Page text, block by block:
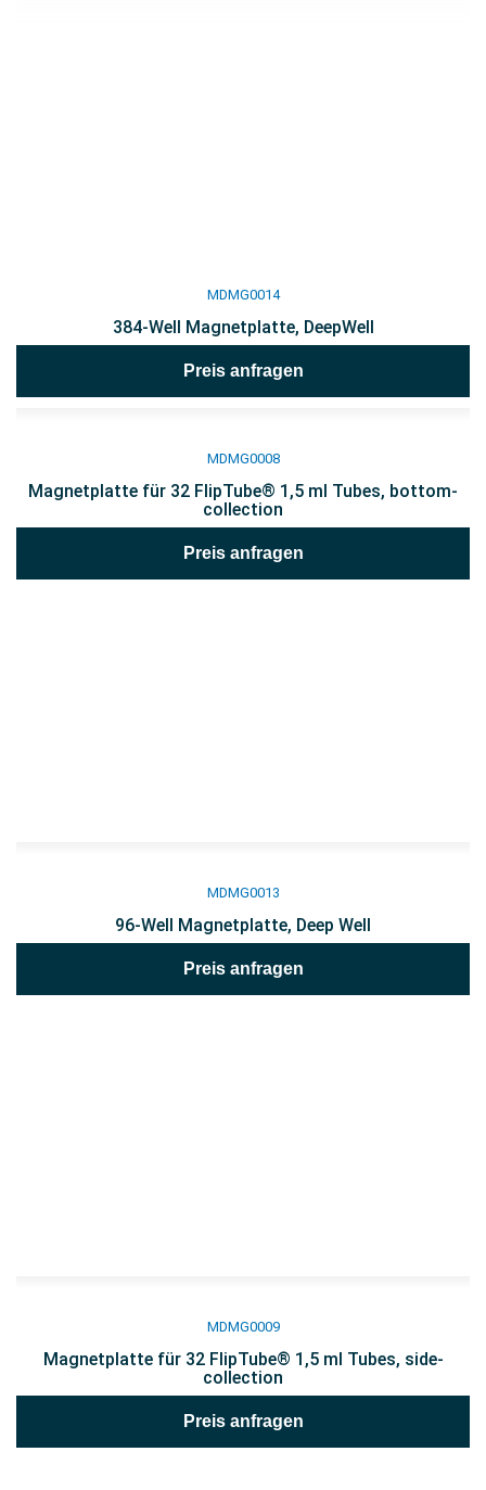
MDMG0014
384-Well Magnetplatte, DeepWell
Preis anfragen
MDMG0008
Magnetplatte für 32 FlipTube® 1,5 ml Tubes, bottom-
collection
Preis anfragen
MDMG0013
96-Well Magnetplatte, Deep Well
Preis anfragen
MDMG0009
Magnetplatte für 32 FlipTube® 1,5 ml Tubes, side-
collection
Preis anfragen